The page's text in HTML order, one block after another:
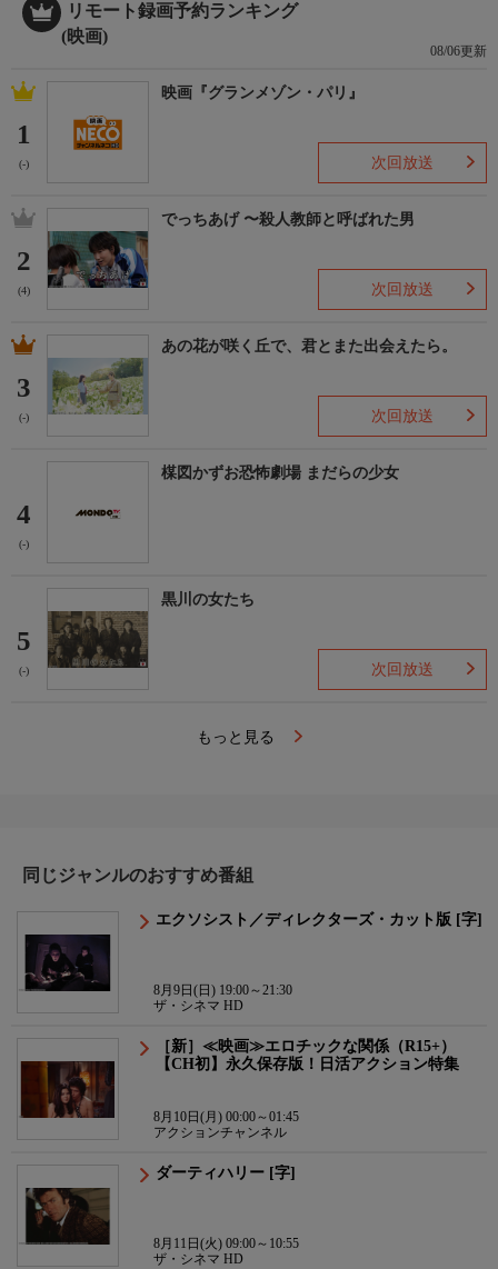
リモート録画予約ランキング
(映画)
08/06更新
1
(-)
映画『グランメゾン・パリ』
次回放送
2
(4)
でっちあげ 〜殺人教師と呼ばれた男
次回放送
3
(-)
あの花が咲く丘で、君とまた出会えたら。
次回放送
4
(-)
楳図かずお恐怖劇場 まだらの少女
5
(-)
黒川の女たち
次回放送
もっと見る
同じジャンルのおすすめ番組
エクソシスト／ディレクターズ・カット版 [字]
8月9日(日) 19:00～21:30
ザ・シネマ HD
［新］≪映画≫エロチックな関係（R15+）
【CH初】永久保存版！日活アクション特集
8月10日(月) 00:00～01:45
アクションチャンネル
ダーティハリー [字]
8月11日(火) 09:00～10:55
ザ・シネマ HD